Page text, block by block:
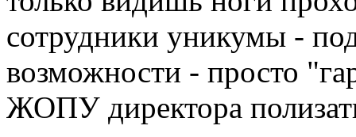
сотрудники уникумы -
возможности - просто
ЖОПУ директора